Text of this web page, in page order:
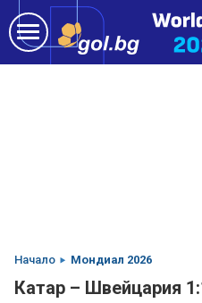
Начало Мондиал 2026
Катар – Швейцария